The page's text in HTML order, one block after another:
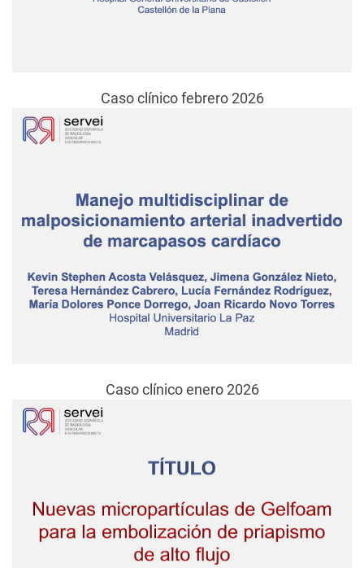
Caso clínico febrero 2026
Caso clínico enero 2026